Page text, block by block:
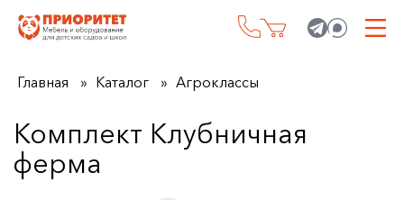
Главная Каталог Агроклассы
Комплект Клубничная
ферма